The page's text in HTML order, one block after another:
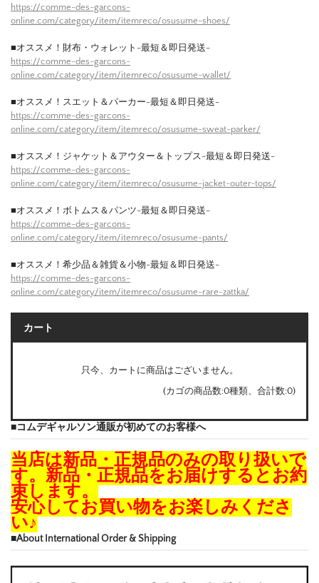
https://comme-des-garcons-
online.com/category/item/itemreco/osusume-shoes/
■オススメ！財布・ウォレット-最短＆即日発送-
https://comme-des-garcons-
online.com/category/item/itemreco/osusume-wallet/
■オススメ！スエット＆パーカー-最短＆即日発送-
https://comme-des-garcons-
online.com/category/item/itemreco/osusume-sweat-parker/
■オススメ！ジャケット＆アウター＆トップス-最短＆即日発送-
https://comme-des-garcons-
online.com/category/item/itemreco/osusume-jacket-outer-tops/
■オススメ！ボトムス＆パンツ-最短＆即日発送-
https://comme-des-garcons-
online.com/category/item/itemreco/osusume-pants/
■オススメ！希少品＆雑貨＆小物-最短＆即日発送-
https://comme-des-garcons-
online.com/category/item/itemreco/osusume-rare-zattka/
カート
只今、カートに商品はございません。
(カゴの商品数:0種類、合計数:0)
■コムデギャルソン通販が初めてのお客様へ
当店は新品・正規品のみの取り扱いで
す。新品・正規品をお届けするとお約
束します。
安心してお買い物をお楽しみくださ
い♪
■About International Order & Shipping